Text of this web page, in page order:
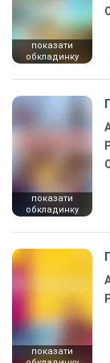
показати
обкладинку
показати
обкладинку
показати